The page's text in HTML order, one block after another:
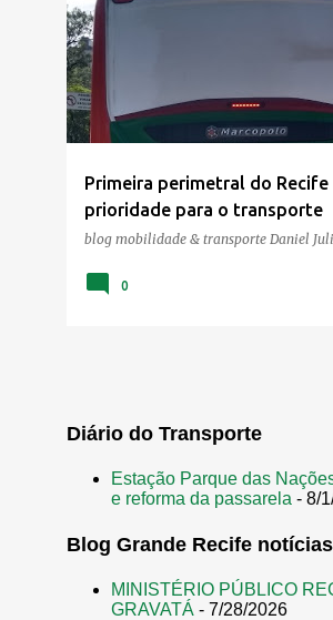
Primeira perimetral do Recife
prioridade para o transporte
blog mobilidade & transporte Daniel
0
Diário do Transporte
Estação Parque das
e reforma da passarela - 8/
Blog Grande Recife
MINISTÉRIO PÚBLICO
GRAVATÁ - 7/28/2026